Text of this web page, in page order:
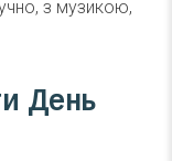
з музикою,
День